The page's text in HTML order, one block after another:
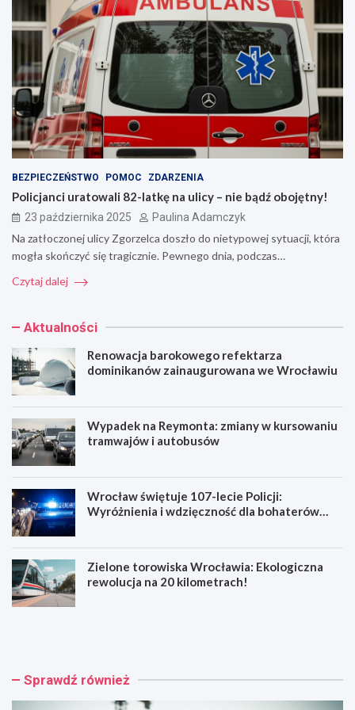
BEZPIECZEŃSTWO POMOC ZDARZENIA
Policjanci uratowali 82-latkę na ulicy – nie bądź obojętny!
23 października 2025 Paulina Adamczyk
Na zatłoczonej ulicy Zgorzelca doszło do nietypowej sytuacji, która
mogła skończyć się tragicznie. Pewnego dnia, podczas…
Czytaj dalej
Aktualności
Renowacja barokowego refektarza
dominikanów zainaugurowana we Wrocławiu
Wypadek na Reymonta: zmiany w kursowaniu
tramwajów i autobusów
Wrocław świętuje 107-lecie Policji:
Wyróżnienia i wdzięczność dla bohaterów
Zielone torowiska Wrocławia: Ekologiczna
rewolucja na 20 kilometrach!
R
a
W
e Sprawdź również